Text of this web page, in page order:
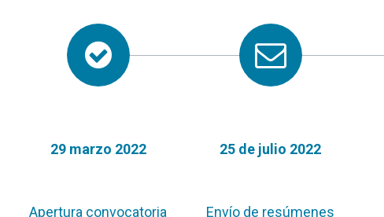
29 marzo 2022
Apertura convocatoria
25 de julio 2022
Envío de resúmenes